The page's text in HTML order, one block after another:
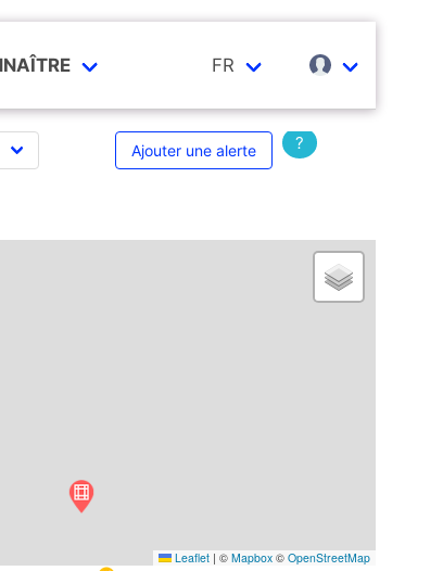
FR
Ajouter une alerte ?
Leaflet | © Mapbox © OpenStreetMap